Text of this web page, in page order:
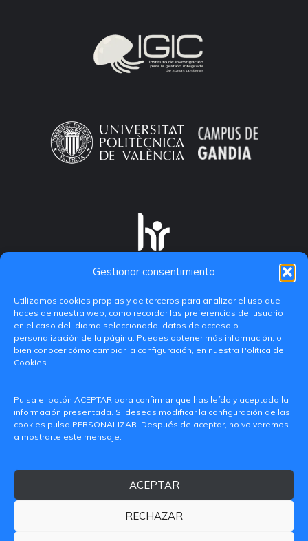
Gestionar consentimiento
Utilizamos cookies propias y de terceros para analizar el uso que
haces de nuestra web, como recordar las preferencias del usuario
en el caso del idioma seleccionado, datos de acceso o
personalización de la página. Puedes obtener más información, o
bien conocer cómo cambiar la configuración, en nuestra Política de
Cookies.
Pulsa el botón ACEPTAR para confirmar que has leído y aceptado la
información presentada. Si deseas modificar la configuración de las
cookies pulsa PERSONALIZAR. Después de aceptar, no volveremos
a mostrarte este mensaje.
ACEPTAR
RECHAZAR
(València)
iditransferencia@epsg.upv.es